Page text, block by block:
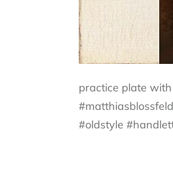
practice plate
#oldstyle